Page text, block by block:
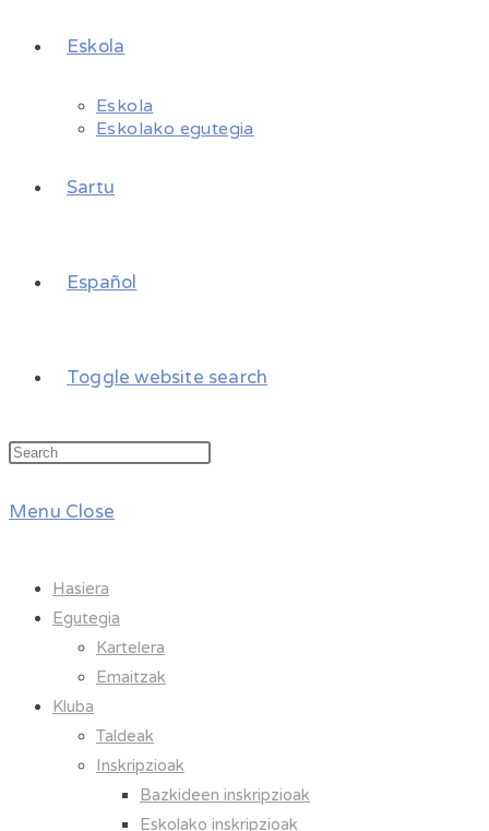
Eskola
Eskola
Eskolako egutegia
Sartu
Español
Toggle website search
Menu Close
Hasiera
Egutegia
Kartelera
Emaitzak
Kluba
Taldeak
Inskripzioak
Bazkideen inskripzioak
Eskolako inskripzioak